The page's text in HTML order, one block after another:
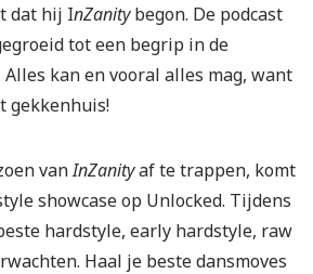
dat hij InZanitybegon. De podcast
tot een begrip in de
kan en vooral alles mag, want
gekkenhuis!
vanInZanityaf te trappen, komt
showcase op Unlocked. Tijdens
hardstyle, early hardstyle, raw
Haal je beste dansmoves